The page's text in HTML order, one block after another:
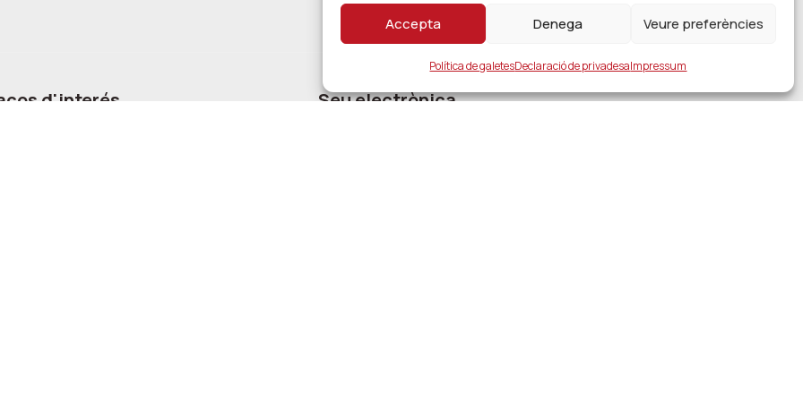
Accepta Denega Veure preferències
Política de galetesDeclaració de privadesaImpressum
d'interés Seu electrònica